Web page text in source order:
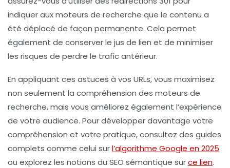
indiquer aux moteurs de recherche que le contenu a
été déplacé de façon permanente. Cela permet
également de conserver le jus de lien et de minimiser
les risques de perdre le trafic antérieur.
En appliquant ces astuces à vos URLs, vous maximisez
non seulement la compréhension des moteurs de
recherche, mais vous améliorez également l’expérience
de votre audience. Pour développer davantage votre
compréhension et votre pratique, consultez des guides
complets comme celui surl’algorithme Google en 2025
ou explorez les notions du SEO sémantique surce lien.